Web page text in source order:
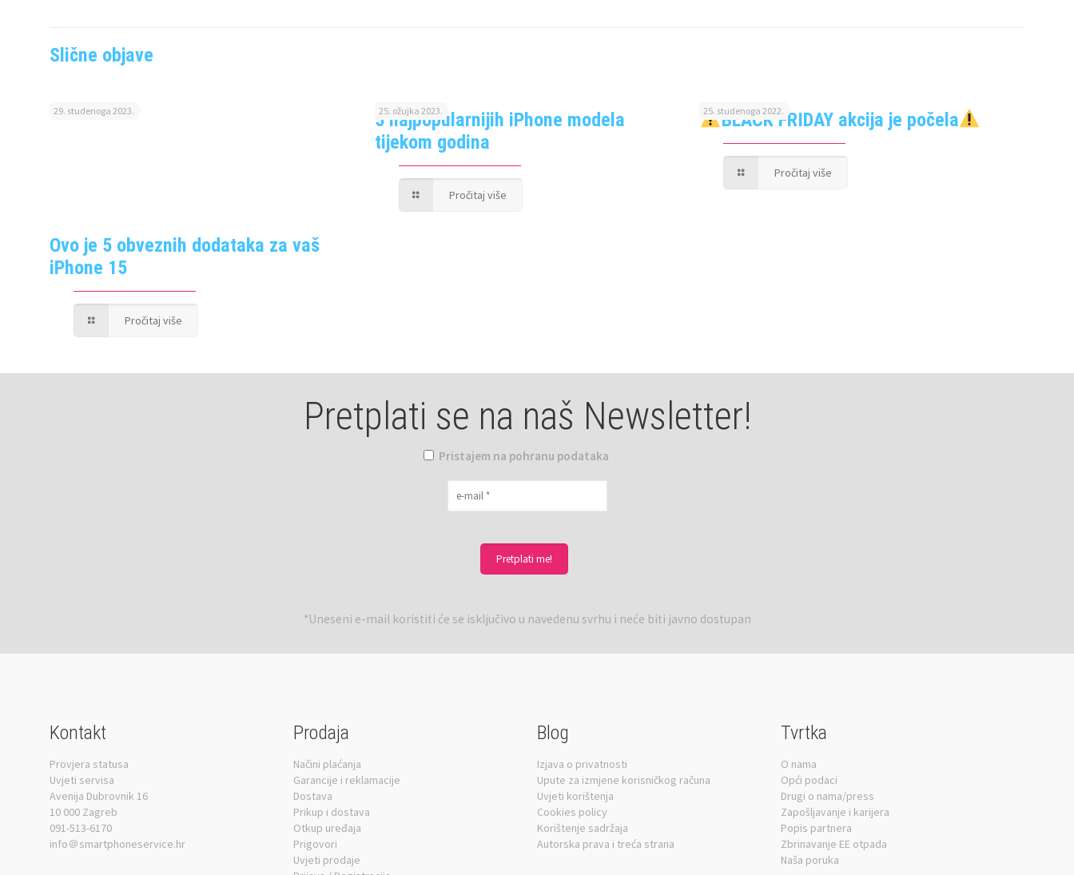
Slične objave
29. studenoga 2023.
Ovo je 5 obveznih dodataka za vaš
iPhone 15
Pročitaj više
25. ožujka 2023.
5 najpopularnijih iPhone modela
tijekom godina
Pročitaj više
25. studenoga 2022.
BLACK FRIDAY akcija je počela
Pročitaj više
Pretplati se na naš Newsletter!
Pristajem na pohranu podataka
*Uneseni e-mail koristiti će se isključivo u navedenu svrhu i neće biti javno dostupan
Kontakt
Provjera statusa
Uvjeti servisa
Avenija Dubrovnik 16
10 000 Zagreb
091-513-6170
info＠smartphoneservice.hr
Prodaja
Načini plaćanja
Garancije i reklamacije
Dostava
Prikup i dostava
Otkup uređaja
Prigovori
Uvjeti prodaje
Blog
Izjava o privatnosti
Upute za izmjene korisničkog računa
Uvjeti korištenja
Cookies policy
Korištenje sadržaja
Autorska prava i treća strana
Tvrtka
O nama
Opći podaci
Drugi o nama/press
Zapošljavanje i karijera
Popis partnera
Zbrinavanje EE otpada
Naša poruka